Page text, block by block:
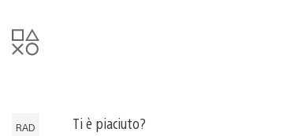
RAD
Ti è piaciuto?